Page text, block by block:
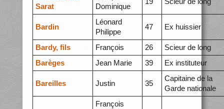
Sarat
Dominique
Bardin
Léonard
Philippe
47 Ex huissier
Bardy, fils François 26
Scieur de long
Barèges
Jean Marie 39 Ex instituteur
Bareilles Justin 35
Capitaine de la
Garde nationale
François